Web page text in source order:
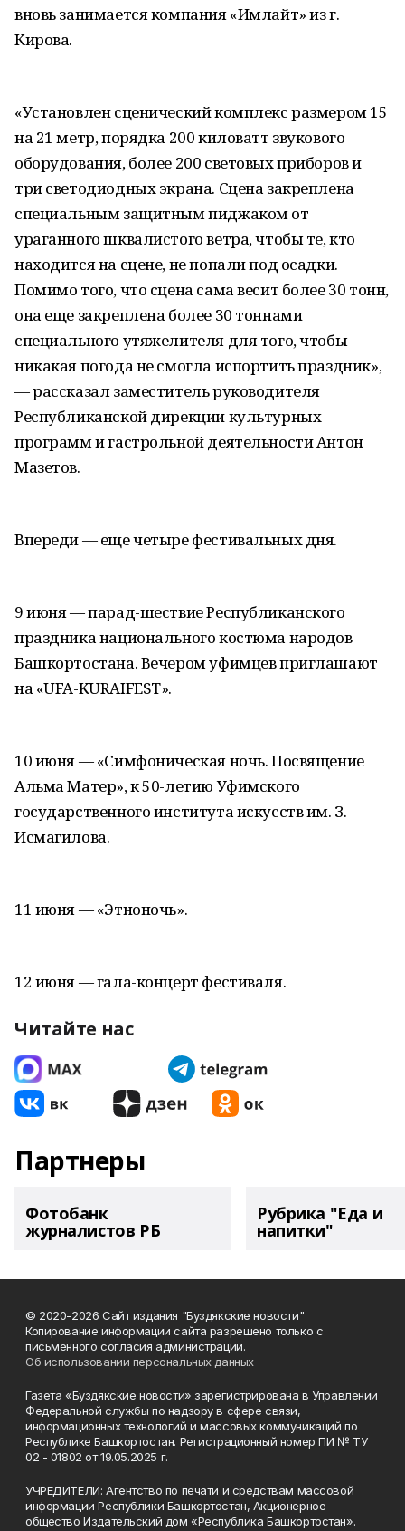
вновь занимается компания «Имлайт» из г.
Кирова.
«Установлен сценический комплекс размером 15
на 21 метр, порядка 200 киловатт звукового
оборудования, более 200 световых приборов и
три светодиодных экрана. Сцена закреплена
специальным защитным пиджаком от
ураганного шквалистого ветра, чтобы те, кто
находится на сцене, не попали под осадки.
Помимо того, что сцена сама весит более 30 тонн,
она еще закреплена более 30 тоннами
специального утяжелителя для того, чтобы
никакая погода не смогла испортить праздник»,
— рассказал заместитель руководителя
Республиканской дирекции культурных
программ и гастрольной деятельности Антон
Мазетов.
Впереди — еще четыре фестивальных дня.
9 июня — парад-шествие Республиканского
праздника национального костюма народов
Башкортостана. Вечером уфимцев приглашают
на «UFA-KURAIFEST».
10 июня — «Симфоническая ночь. Посвящение
Альма Матер», к 50-летию Уфимского
государственного института искусств им. З.
Исмагилова.
11 июня — «Этноночь».
12 июня — гала-концерт фестиваля.
Читайте нас
Партнеры
Фотобанк
журналистов РБ
Рубрика "Еда и
напитки"
© 2020-2026 Сайт издания "Буздякские новости"
Копирование информации сайта разрешено только с
письменного согласия администрации.
Об использовании персональных данных
Газета «Буздякские новости» зарегистрирована в Управлении
Федеральной службы по надзору в сфере связи,
информационных технологий и массовых коммуникаций по
Республике Башкортостан. Регистрационный номер ПИ № ТУ
02 - 01802 от 19.05.2025 г.
УЧРЕДИТЕЛИ: Агентство по печати и средствам массовой
информации Республики Башкортостан, Акционерное
общество Издательский дом «Республика Башкортостан».